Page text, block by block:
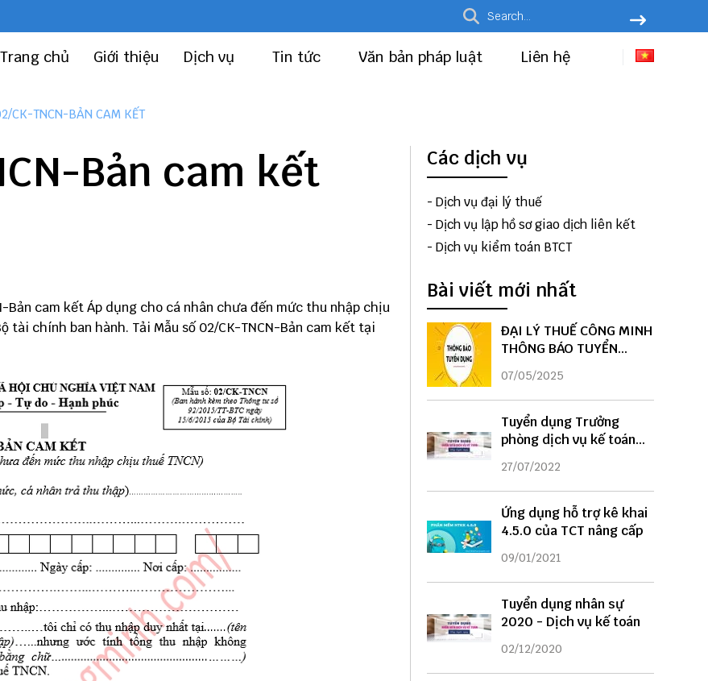
Trang chủ Giới thiệu Dịch vụ Tin tức Văn bản pháp luật Liên hệ
CK-TNCN-BẢN CAM KẾT
Bản cam kết
Bản cam kết Áp dụng cho cá nhân chưa đến mức thu nhập chịu
tài chính ban hành. Tải Mẫu số 02/CK-TNCN-Bản cam kết tại
Các dịch vụ
- Dịch vụ đại lý thuế
- Dịch vụ lập hồ sơ giao dịch liên kết
- Dịch vụ kiểm toán BTCT
Bài viết mới nhất
ĐẠI LÝ THUẾ CÔNG MINH
THÔNG BÁO TUYỂN
DỤNG
07/05/2025
Tuyển dụng Trưởng
phòng dịch vụ kế toán
năm 2022
27/07/2022
Ứng dụng hỗ trợ kê khai
4.5.0 của TCT nâng cấp
09/01/2021
Tuyển dụng nhân sự
2020 - Dịch vụ kế toán
02/12/2020